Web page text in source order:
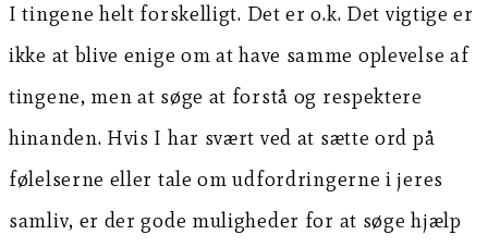
I tingene helt forskelligt. Det er o.k. Det vigtige er
ikke at blive enige om at have samme oplevelse af
tingene, men at søge at forstå og respektere
hinanden. Hvis I har svært ved at sætte ord på
følelserne eller tale om udfordringerne i jeres
samliv, er der gode muligheder for at søge hjælp